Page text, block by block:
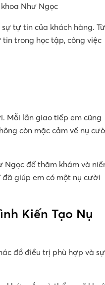
Như Ngọc
tự tin của khách hàng. Từ
trong học tập, công việc
Mỗi lần giao tiếp em cũng
còn mặc cảm về nụ
Ngọc để thăm khám và
giúp em có một nụ cười
Kiến Tạo Nụ
đồ điều trị phù hợp và sự